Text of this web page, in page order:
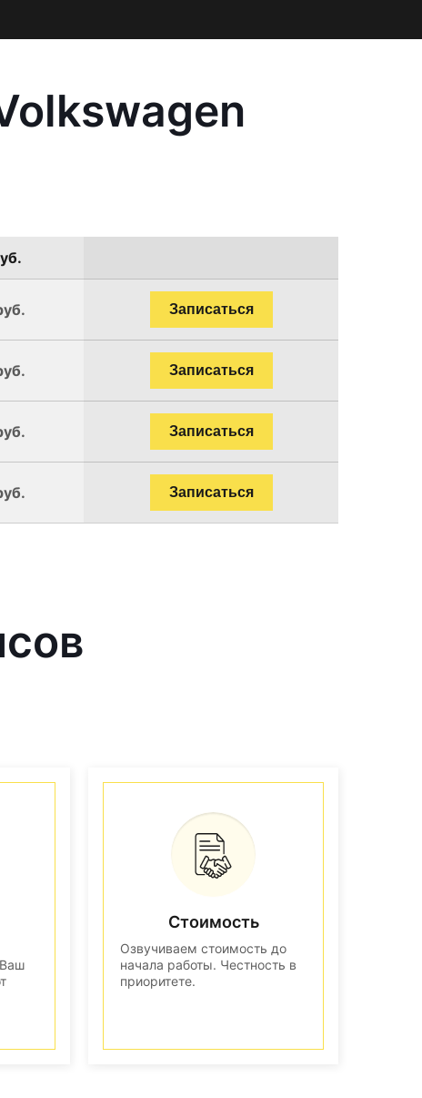
Записаться
Записаться
Записаться
Записаться
Стоимость
Озвучиваем стоимость до
начала работы. Честность в
приоритете.